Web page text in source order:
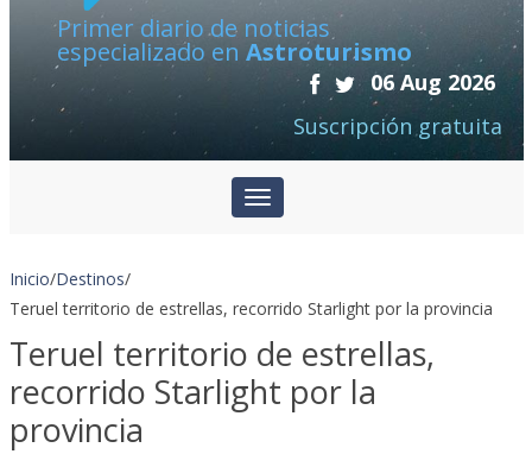
Primer diario de noticias
especializado en Astroturismo
06 Aug 2026
Suscripción gratuita
Inicio/Destinos/
Teruel territorio de estrellas, recorrido Starlight por la provincia
Teruel territorio de estrellas,
recorrido Starlight por la
provincia